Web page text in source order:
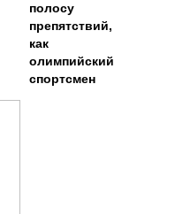
полосу
препятствий,
как
олимпийский
спортсмен